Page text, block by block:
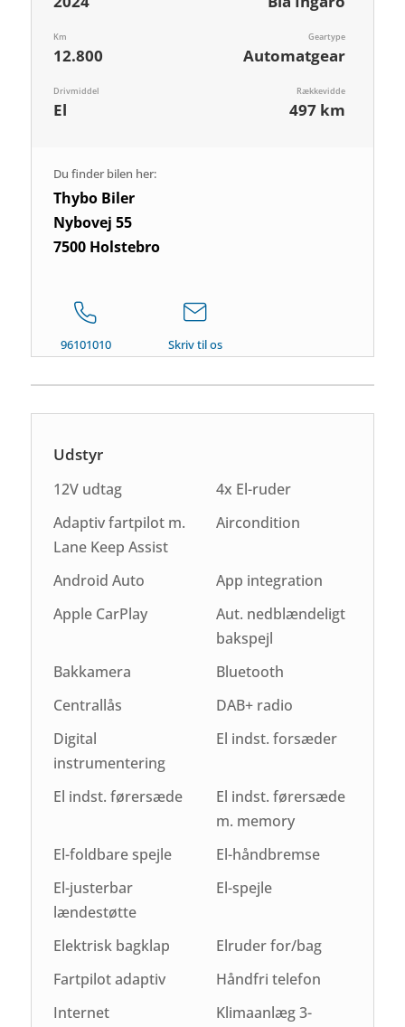
Km
12.800
Geartype
Automatgear
Drivmiddel
El
Rækkevidde
497 km
Du finder bilen her:
Thybo Biler
Nybovej 55
7500 Holstebro
96101010 Skriv til os
Udstyr
12V udtag
4x El-ruder
Adaptiv fartpilot m.
Lane Keep Assist
Aircondition
Android Auto
App integration
Apple CarPlay
Aut. nedblændeligt
bakspejl
Bakkamera
Bluetooth
Centrallås
DAB+ radio
Digital
instrumentering
El indst. forsæder
El indst. førersæde
El indst. førersæde
m. memory
El-foldbare spejle
El-håndbremse
El-justerbar
lændestøtte
El-spejle
Elektrisk bagklap
Elruder for/bag
Fartpilot adaptiv
Håndfri telefon
Internet
Klimaanlæg 3-